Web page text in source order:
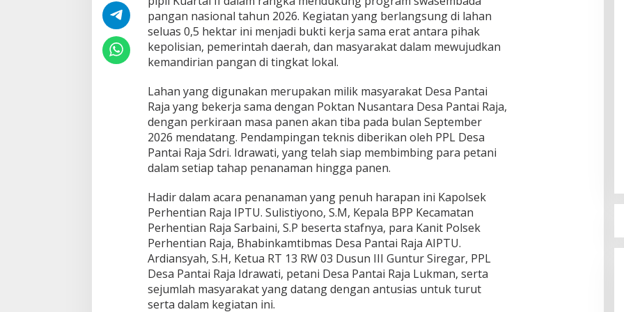
O
L
S
E
K
P
R
H
E
N
T
I
A
R
A
J
A
H
A
D
I
R
B
pangan nasional tahun 2026. Kegiatan yang berlangsung di lahan
seluas 0,5 hektar ini menjadi bukti kerja sama erat antara pihak
kepolisian, pemerintah daerah, dan masyarakat dalam mewujudkan
kemandirian pangan di tingkat lokal.
Lahan yang digunakan merupakan milik masyarakat Desa Pantai
Raja yang bekerja sama dengan Poktan Nusantara Desa Pantai Raja,
dengan perkiraan masa panen akan tiba pada bulan September
2026 mendatang. Pendampingan teknis diberikan oleh PPL Desa
Pantai Raja Sdri. Idrawati, yang telah siap membimbing para petani
dalam setiap tahap penanaman hingga panen.
Hadir dalam acara penanaman yang penuh harapan ini Kapolsek
Perhentian Raja IPTU. Sulistiyono, S.M, Kepala BPP Kecamatan
Perhentian Raja Sarbaini, S.P beserta stafnya, para Kanit Polsek
Perhentian Raja, Bhabinkamtibmas Desa Pantai Raja AIPTU.
Ardiansyah, S.H, Ketua RT 13 RW 03 Dusun III Guntur Siregar, PPL
Desa Pantai Raja Idrawati, petani Desa Pantai Raja Lukman, serta
sejumlah masyarakat yang datang dengan antusias untuk turut
serta dalam kegiatan ini.